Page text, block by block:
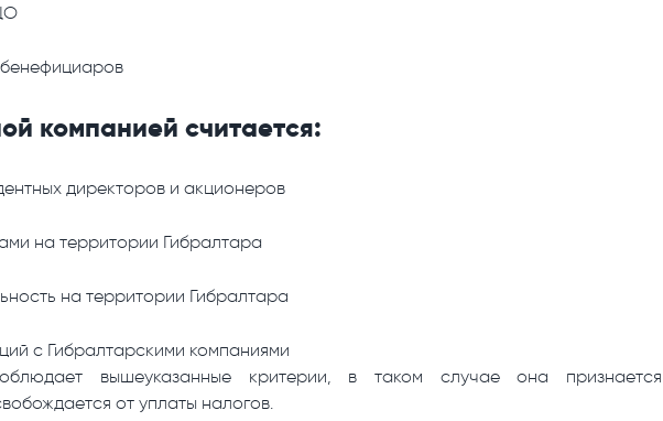
компанией считается:
директоров и акционеров
на территории Гибралтара
на территории Гибралтара
с Гибралтарскими компаниями
вышеуказанные критерии, в таком случае она признается
от уплаты налогов.